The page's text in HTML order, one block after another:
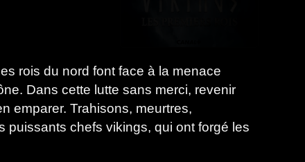
rois du nord font face à la menace
Dans cette lutte sans merci, revenir
emparer. Trahisons, meurtres,
chefs vikings, qui ont forgé les